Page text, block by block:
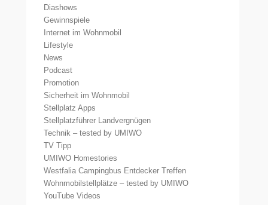
Diashows
Gewinnspiele
Internet im Wohnmobil
Lifestyle
News
Podcast
Promotion
Sicherheit im Wohnmobil
Stellplatz Apps
Stellplatzführer Landvergnügen
Technik – tested by UMIWO
TV Tipp
UMIWO Homestories
Westfalia Campingbus Entdecker Treffen
Wohnmobilstellplätze – tested by UMIWO
YouTube Videos